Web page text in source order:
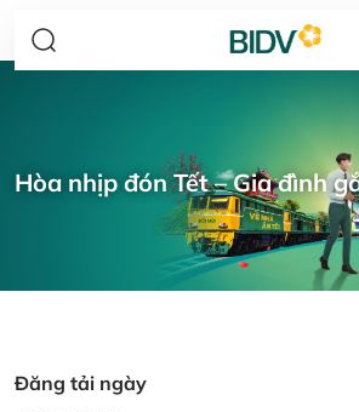
Hòa nhịp đón Tết – Gia đình
Đăng tải ngày